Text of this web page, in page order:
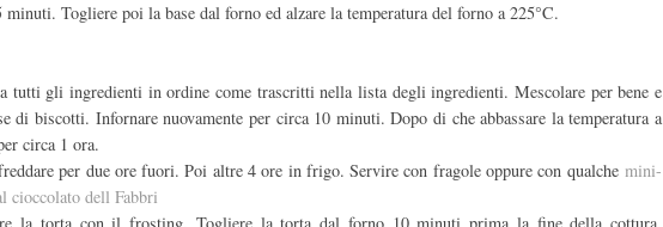
Togliere poi la base dal forno ed alzare la temperatura del forno a 225°C.
tutti gli ingredienti in ordine come trascritti nella lista degli ingredienti. Mescolare per bene e
di biscotti. Infornare nuovamente per circa 10 minuti. Dopo di che abbassare la temperatura a
circa 1 ora.
per due ore fuori. Poi altre 4 ore in frigo. Servire con fragole oppure con qualche mini-
cioccolato dell Fabbri